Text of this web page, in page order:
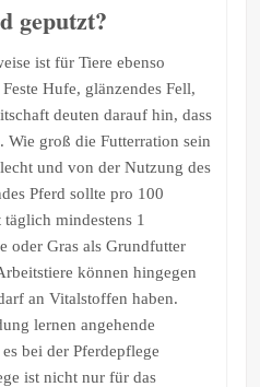
geputzt?
ist für Tiere ebenso
Hufe, glänzendes Fell,
deuten darauf hin, dass
groß die Futterration sein
und von der Nutzung des
Pferd sollte pro 100
mindestens 1
oder Gras als Grundfutter
können hingegen
an Vitalstoffen haben.
lernen angehende
bei der Pferdepflege
ist nicht nur für das